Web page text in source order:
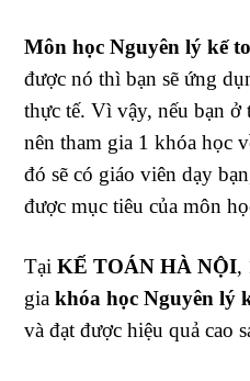
Môn học Nguyên lý kế
được nó thì bạn sẽ ứng
thực tế. Vì vậy, nếu bạn
nên tham gia 1 khóa học
đó sẽ có giáo viên dạy
được mục tiêu của môn
TạiKẾ TOÁN HÀ NỘI,
giakhóa học Nguyên lý
và đạt được hiệu quả cao